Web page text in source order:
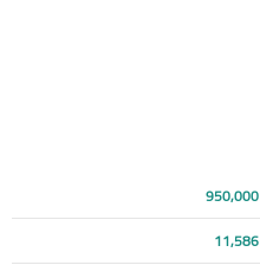
950,000
11,586